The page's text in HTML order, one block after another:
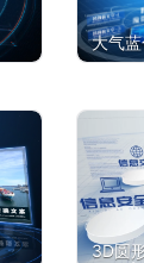
大气
6】
3D圆